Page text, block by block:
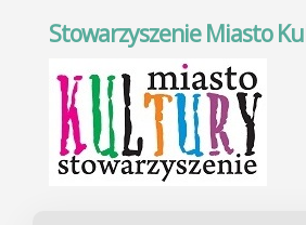
Stowarzyszenie Miasto